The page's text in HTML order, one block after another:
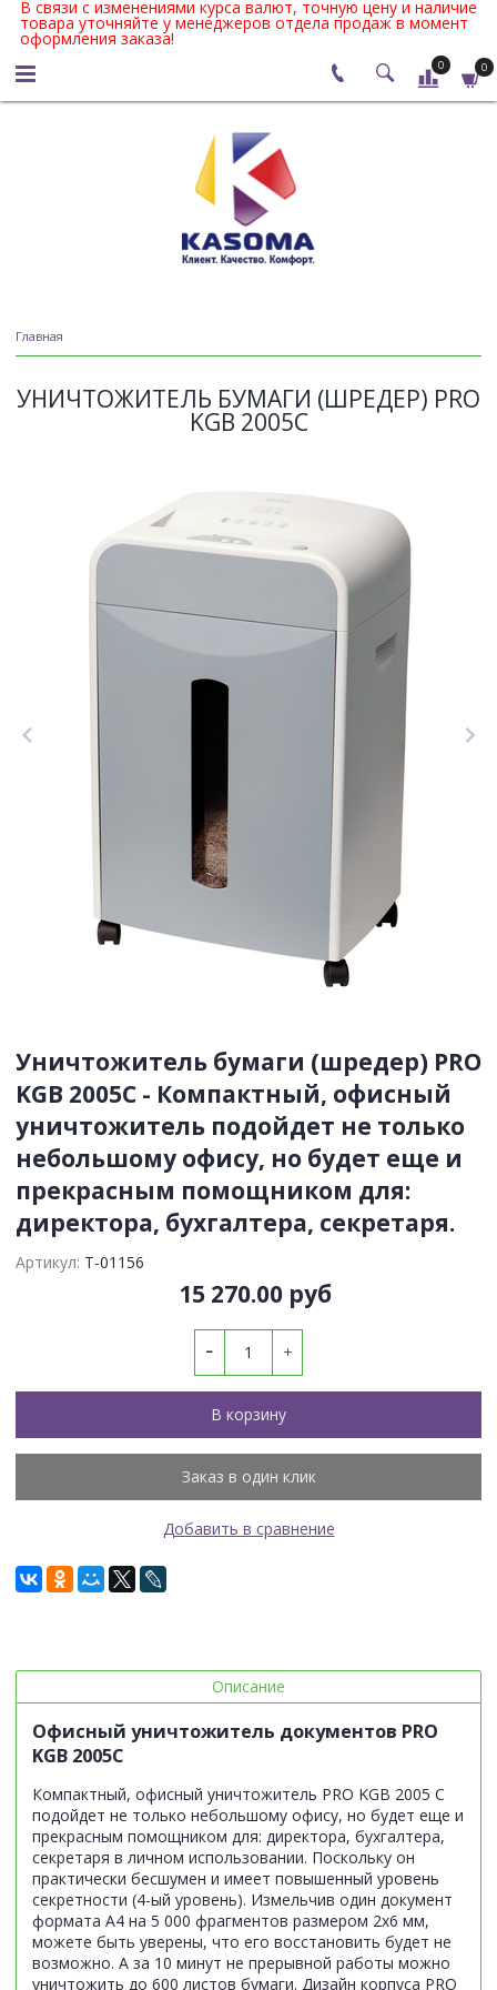
В связи с изменениями курса валют, точную цену и наличие
товара уточняйте у менеджеров отдела продаж в момент
оформления заказа!
0 0
Главная
УНИЧТОЖИТЕЛЬ БУМАГИ (ШРЕДЕР) PRO
KGB 2005С
Уничтожитель бумаги (шредер) PRO
KGB 2005С - Компактный, офисный
уничтожитель подойдет не только
небольшому офису, но будет еще и
прекрасным помощником для:
директора, бухгалтера, секретаря.
Артикул: Т-01156
15 270.00 руб
В корзину
Заказ в один клик
Добавить в сравнение
Описание
Офисный уничтожитель документов PRO
KGB 2005C
Компактный, офисный уничтожитель PRO KGB 2005 C
подойдет не только небольшому офису, но будет еще и
прекрасным помощником для: директора, бухгалтера,
секретаря в личном использовании. Поскольку он
практически бесшумен и имеет повышенный уровень
секретности (4-ый уровень). Измельчив один документ
формата А4 на 5 000 фрагментов размером 2х6 мм,
можете быть уверены, что его восстановить будет не
возможно. А за 10 минут не прерывной работы можно
уничтожить до 600 листов бумаги. Дизайн корпуса PRO